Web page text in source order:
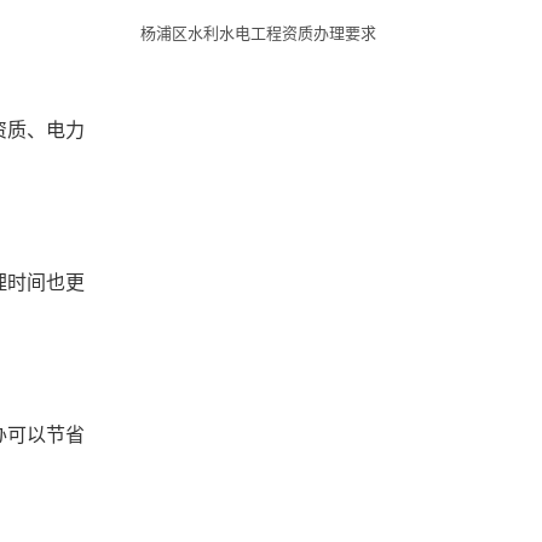
质、电力
时间也更
可以节省
杨浦区水利水电工程资质办理要求